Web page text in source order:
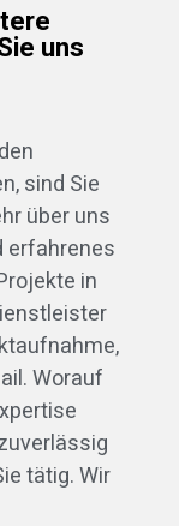
uns
sind Sie
über uns
erfahrenes
in
Worauf
tätig. Wir